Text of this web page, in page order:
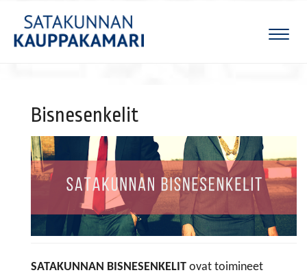
Bisnesenkelit
SATAKUNNAN BISNESENKELIT ovat toimineet